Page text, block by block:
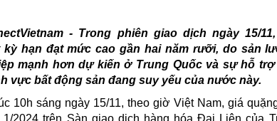
- Trong phiên giao dịch ngày 15/
kỳ hạn đạt mức cao gần hai năm rưỡi, do sản
mạnh hơn dự kiến ở Trung Quốc và sự hỗ trợ
vực bất động sản đang suy yếu của nước này.
10h sáng ngày 15/11, theo giờ Việt Nam, giá
1/2024 trên Sàn giao dịch hàng hóa Đại Liên của